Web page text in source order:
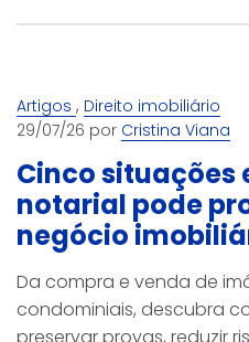
Artigos , Direito imobiliário
29/07/26 por Cristina Viana
Cinco situações
notarial pode
negócio
Da compra e venda de
condominiais, descubra